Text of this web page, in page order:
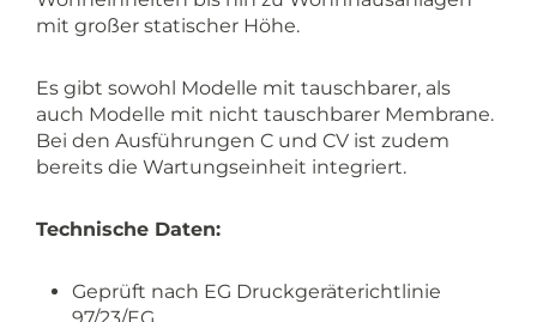
mit großer statischer Höhe.
Es gibt sowohl Modelle mit tauschbarer, als
auch Modelle mit nicht tauschbarer Membrane.
Bei den Ausführungen C und CV ist zudem
bereits die Wartungseinheit integriert.
Technische Daten:
Geprüft nach EG Druckgeräterichtlinie